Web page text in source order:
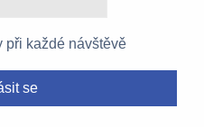
při každé návštěvě